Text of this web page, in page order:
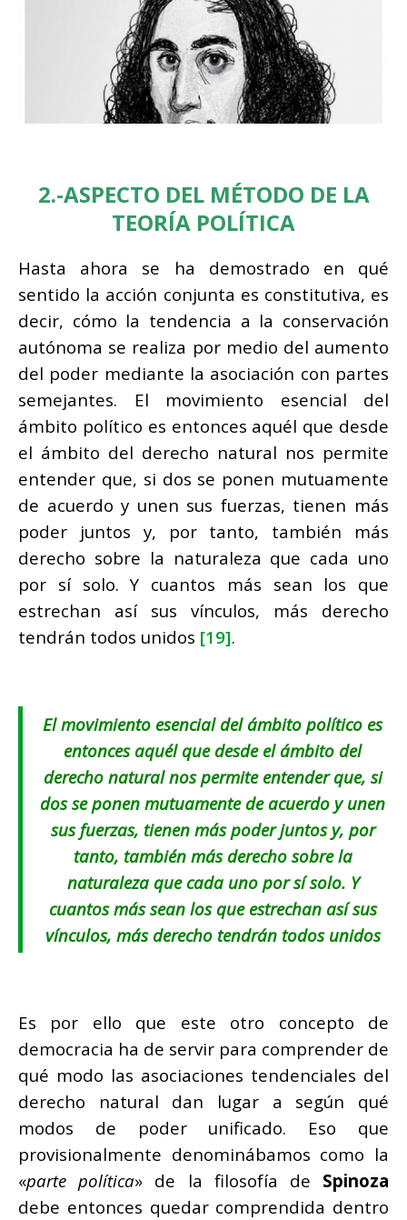
2.-ASPECTO DEL MÉTODO DE LA
TEORÍA POLÍTICA
Hasta ahora se ha demostrado en qué
sentido la acción conjunta es constitutiva, es
decir, cómo la tendencia a la conservación
autónoma se realiza por medio del aumento
del poder mediante la asociación con partes
semejantes. El movimiento esencial del
ámbito político es entonces aquél que desde
el ámbito del derecho natural nos permite
entender que, si dos se ponen mutuamente
de acuerdo y unen sus fuerzas, tienen más
poder juntos y, por tanto, también más
derecho sobre la naturaleza que cada uno
por sí solo. Y cuantos más sean los que
estrechan así sus vínculos, más derecho
tendrán todos unidos [19].
El movimiento esencial del ámbito político es
entonces aquél que desde el ámbito del
derecho natural nos permite entender que, si
dos se ponen mutuamente de acuerdo y unen
sus fuerzas, tienen más poder juntos y, por
tanto, también más derecho sobre la
naturaleza que cada uno por sí solo. Y
cuantos más sean los que estrechan así sus
vínculos, más derecho tendrán todos unidos
Es por ello que este otro concepto de
democracia ha de servir para comprender de
qué modo las asociaciones tendenciales del
derecho natural dan lugar a según qué
modos de poder unificado. Eso que
provisionalmente denominábamos como la
«parte política» de la filosofía de Spinoza
debe entonces quedar comprendida dentro